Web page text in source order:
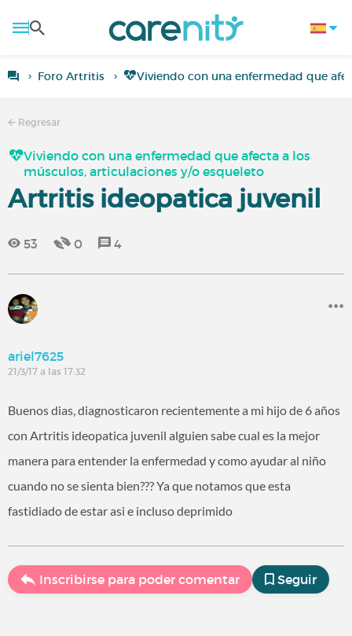
Foro Artritis Viviendo con una enfermedad que
Regresar
Viviendo con una enfermedad que afecta a los
músculos, articulaciones y/o esqueleto
Artritis ideopatica juvenil
53 0 4
ariel7625
21/3/17 a las 17:32
Buenos dias, diagnosticaron recientemente a mi hijo de 6 años
con Artritis ideopatica juvenil alguien sabe cual es la mejor
manera para entender la enfermedad y como ayudar al niño
cuando no se sienta bien??? Ya que notamos que esta
fastidiado de estar asi e incluso deprimido
Inscribirse para poder comentar Seguir